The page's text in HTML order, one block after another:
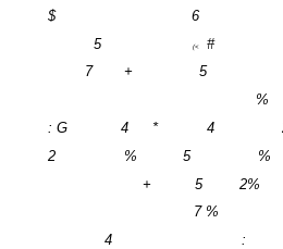
$
6
5
(< #
7
+ 5
%
: G
4 * 4
2
% 5 %
+
5 2%
7 %
4
: